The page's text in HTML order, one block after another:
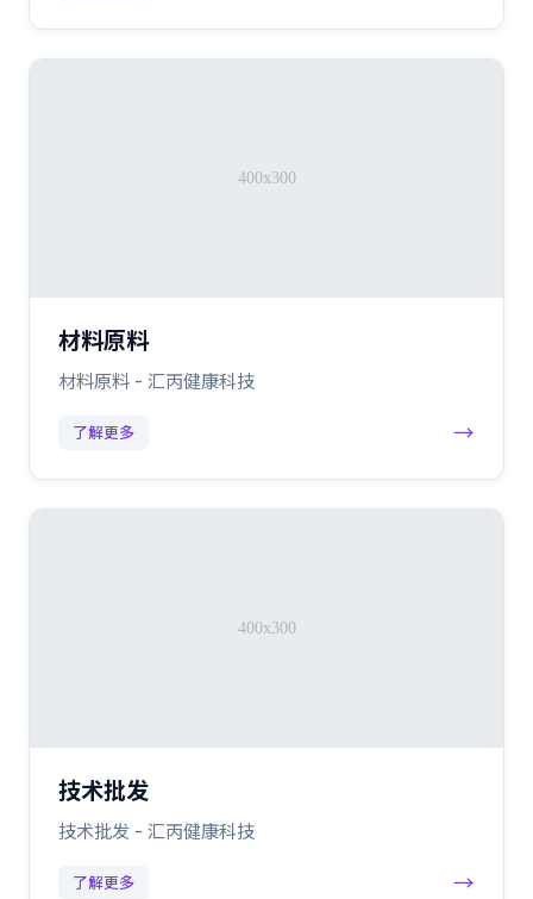
材料原料
材料原料 - 汇丙健康科技
了解更多 →
技术批发
技术批发 - 汇丙健康科技
了解更多 →